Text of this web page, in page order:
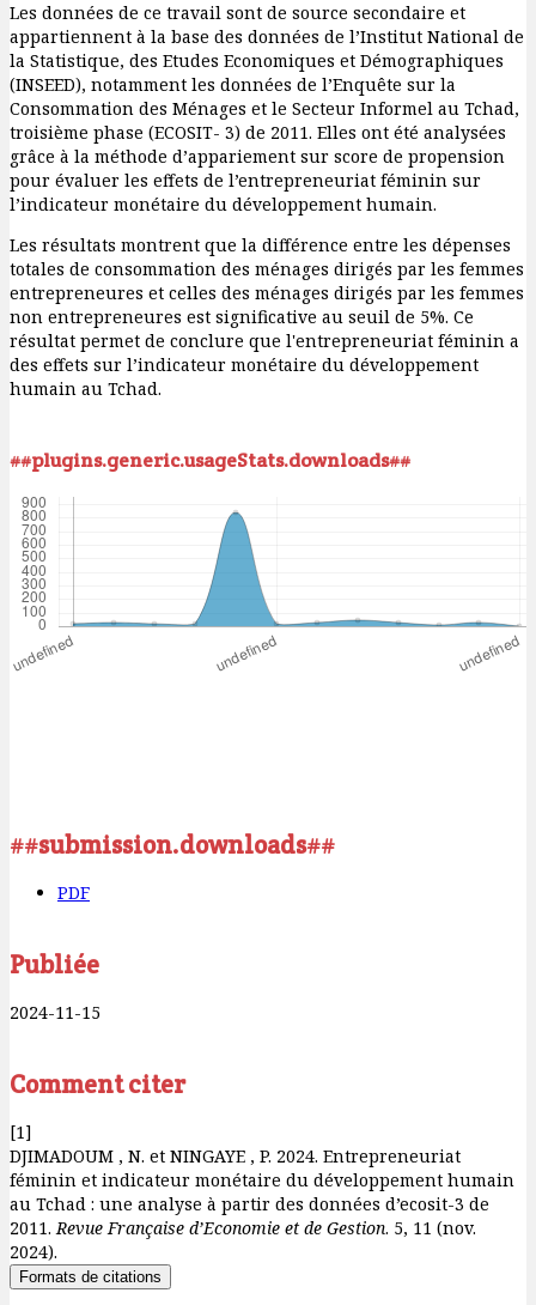
Les données de ce travail sont de source secondaire et
appartiennent à la base des données de l’Institut National de
la Statistique, des Etudes Economiques et Démographiques
(INSEED), notamment les données de l’Enquête sur la
Consommation des Ménages et le Secteur Informel au Tchad,
troisième phase (ECOSIT- 3) de 2011. Elles ont été analysées
grâce à la méthode d’appariement sur score de propension
pour évaluer les effets de l’entrepreneuriat féminin sur
l’indicateur monétaire du développement humain.
Les résultats montrent que la différence entre les dépenses
totales de consommation des ménages dirigés par les femmes
entrepreneures et celles des ménages dirigés par les femmes
non entrepreneures est significative au seuil de 5%. Ce
résultat permet de conclure que l'entrepreneuriat féminin a
des effets sur l’indicateur monétaire du développement
humain au Tchad.
##plugins.generic.usageStats.downloads##
##submission.downloads##
PDF
Publiée
2024-11-15
Comment citer
[1]
DJIMADOUM , N. et NINGAYE , P. 2024. Entrepreneuriat
féminin et indicateur monétaire du développement humain
au Tchad : une analyse à partir des données d’ecosit-3 de
2011.Revue Française d’Economie et de Gestion. 5, 11 (nov.
2024).
Formats de citations